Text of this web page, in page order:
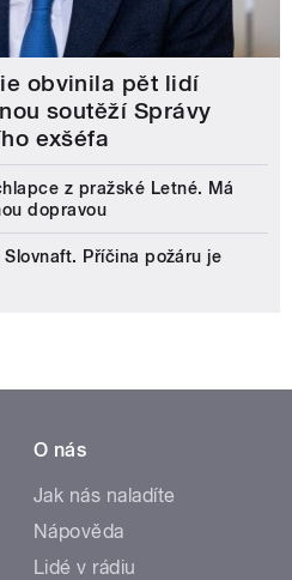
obvinila pět lidí
soutěží Správy
exšéfa
z pražské Letné. Má
dopravou
Příčina požáru je
O nás
Jak nás naladíte
Nápověda
Lidé v rádiu